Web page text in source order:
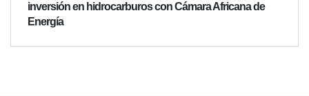
inversión en hidrocarburos con Cámara Africana de
Energía